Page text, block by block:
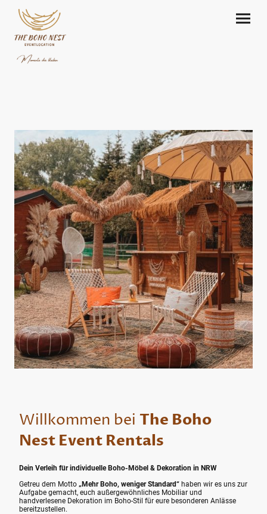
Willkommen bei The Boho
Nest Event Rentals
Dein Verleih für individuelle Boho-Möbel & Dekoration in NRW
Getreu dem Motto „Mehr Boho, weniger Standard“ haben wir es uns zur
Aufgabe gemacht, euch außergewöhnliches Mobiliar und
handverlesene Dekoration im Boho-Stil für eure besonderen Anlässe
bereitzustellen.